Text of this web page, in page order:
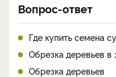
Вопрос-ответ
Где купить семена
Обрезка деревьев в
Обрезка деревьев